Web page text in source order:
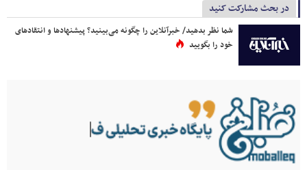
در بحث مشارکت کنید
شما نظر بدهید/ خبرآنلاین را چگونه می‌بینید؟ پیشنهادها و انتقادهای
خود را بگویید